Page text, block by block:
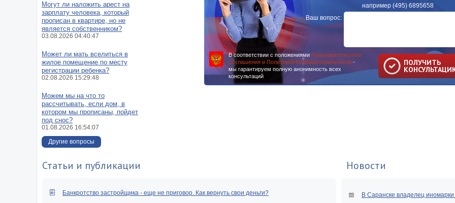
например (495) 6895658
Ваш вопрос:
В соответствии с положениями Пользовательского
Соглашения и Политикой Конфиденциальности -
мы гарантируем полную анонимность всех
консультаций
ПОЛУЧИТЬ
Могут ли наложить арест на
зарплату человека, который
прописан в квартире, но не
является собственником?
03.08.2026 04:40:47
Может ли мать вселиться в
жилое помещение по месту
регистрации ребенка?
02.08.2026 15:29:48
Можем мы на что то
рассчитывать, если дом, в
котором мы прописаны, пойдет
под снос?
01.08.2026 16:54:07
Другие вопросы
Статьи и публикации
Банкротство застройщика - еще не приговор. Как вернуть свои деньги?
Новости
В Саранске владелец